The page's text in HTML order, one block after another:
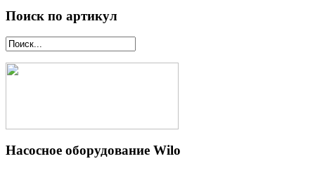
Поиск по артикул
Насосное оборудование Wilo